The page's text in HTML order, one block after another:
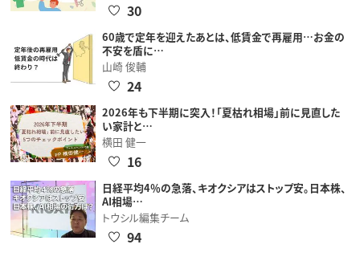
30
60歳で定年を迎えたあとは、低賃金で再雇用…お金の
不安を盾に…
山崎 俊輔
24
2026年も下半期に突入！「夏枯れ相場」前に見直した
い家計と…
横田 健一
16
日経平均4％の急落、キオクシアはストップ安。日本株、
AI相場…
トウシル編集チーム
94